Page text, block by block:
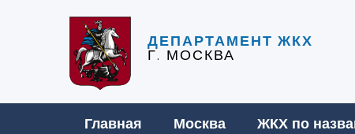
ДЕПАРТАМЕНТ ЖКХ
Г. МОСКВА
Главная Москва ЖКХ по